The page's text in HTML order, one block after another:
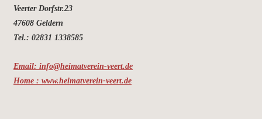
Veerter Dorfstr.23
47608 Geldern
Tel.: 02831 1338585
Email: info@heimatverein-veert.de
Home : www.heimatverein-veert.de